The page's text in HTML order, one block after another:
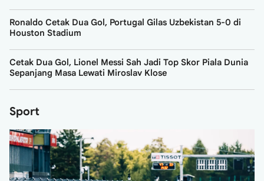
Ronaldo Cetak Dua Gol, Portugal Gilas Uzbekistan 5-0 di
Houston Stadium
Cetak Dua Gol, Lionel Messi Sah Jadi Top Skor Piala Dunia
Sepanjang Masa Lewati Miroslav Klose
Sport